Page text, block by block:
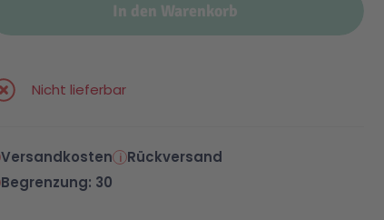
In den Warenkorb
Nicht lieferbar
Versandkosten
Rückversand
Begrenzung: 30